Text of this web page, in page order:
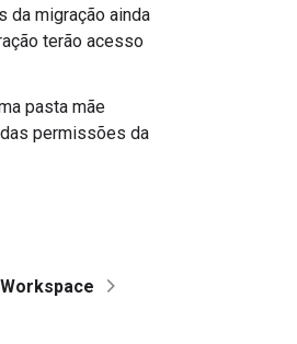
da migração ainda
terão acesso
pasta mãe
permissões da